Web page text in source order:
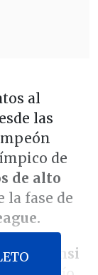
al
las
de
de alto
la fase de
Hansi